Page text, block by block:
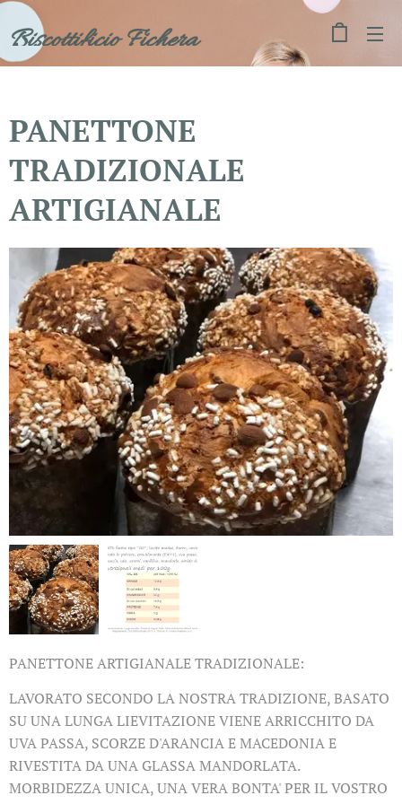
Biscottificio Fichera
PANETTONE
TRADIZIONALE
ARTIGIANALE
PANETTONE ARTIGIANALE TRADIZIONALE:
LAVORATO SECONDO LA NOSTRA TRADIZIONE, BASATO
SU UNA LUNGA LIEVITAZIONE VIENE ARRICCHITO DA
UVA PASSA, SCORZE D'ARANCIA E MACEDONIA E
RIVESTITA DA UNA GLASSA MANDORLATA.
MORBIDEZZA UNICA, UNA VERA BONTA' PER IL VOSTRO